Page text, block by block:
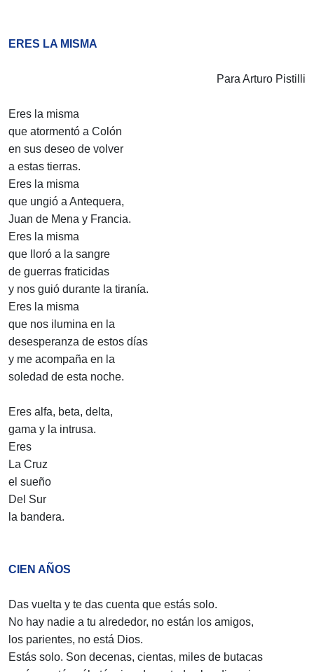
ERES LA MISMA
Para Arturo Pistilli
Eres la misma
que atormentó a Colón
en sus deseo de volver
a estas tierras.
Eres la misma
que ungió a Antequera,
Juan de Mena y Francia.
Eres la misma
que lloró a la sangre
de guerras fraticidas
y nos guió durante la tiranía.
Eres la misma
que nos ilumina en la
desesperanza de estos días
y me acompaña en la
soledad de esta noche.
Eres alfa, beta, delta,
gama y la intrusa.
Eres
La Cruz
el sueño
Del Sur
la bandera.
CIEN AÑOS
Das vuelta y te das cuenta que estás solo.
No hay nadie a tu alrededor, no están los amigos,
los parientes, no está Dios.
Estás solo. Son decenas, cientas, miles de butacas